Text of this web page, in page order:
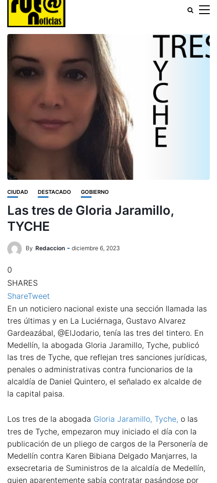
CIUDAD DESTACADO GOBIERNO
Las tres de Gloria Jaramillo,
TYCHE
By Redaccion diciembre 6, 2023
0
SHARES
ShareTweet
En un noticiero nacional existe una sección llamada las
tres últimas y en La Luciérnaga, Gustavo Alvarez
Gardeazábal, @ElJodario, tenía las tres del tintero. En
Medellín, la abogada Gloria Jaramillo, Tyche, publicó
las tres de Tyche, que reflejan tres sanciones jurídicas,
penales o administrativas contra funcionarios de la
alcaldía de Daniel Quintero, el señalado ex alcalde de
la capital paisa.
Los tres de la abogada Gloria Jaramillo, Tyche, o las
tres de Tyche, empezaron muy iniciado el día con la
publicación de un pliego de cargos de la Personería de
Medellín contra Karen Bibiana Delgado Manjarres, la
exsecretaria de Suministros de la alcaldía de Medellín,
quien aparentemente sabía contratar pasándose por